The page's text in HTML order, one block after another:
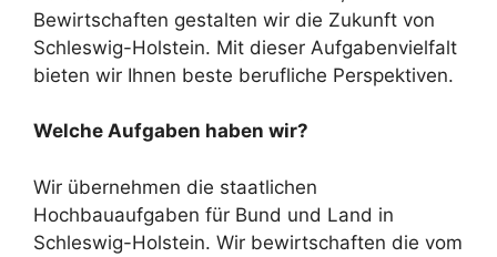
Bewirtschaften gestalten wir die Zukunft von
Schleswig-Holstein. Mit dieser Aufgabenvielfalt
bieten wir Ihnen beste berufliche Perspektiven.
Welche Aufgaben haben wir?
Wir übernehmen die staatlichen
Hochbauaufgaben für Bund und Land in
Schleswig-Holstein. Wir bewirtschaften die vom